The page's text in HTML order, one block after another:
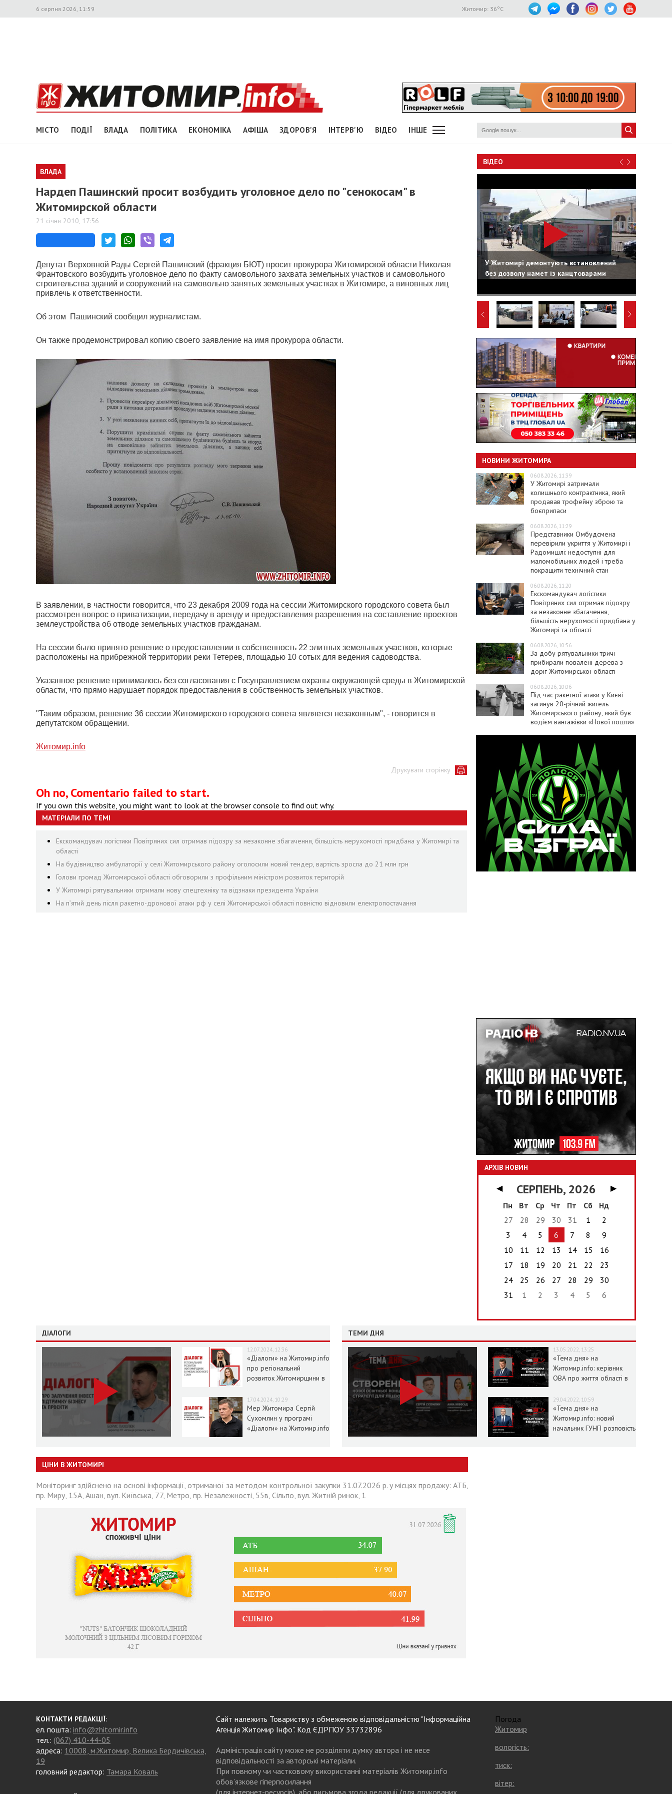
6 серпня 2026, 11:59 Житомир: 36°C
МІСТО ПОДІЇ ВЛАДА ПОЛІТИКА ЕКОНОМІКА АФІША ЗДОРОВ'Я ІНТЕРВ'Ю ВІДЕО ІНШЕ
ВЛАДА
Нардеп Пашинский просит возбудить уголовное дело по "сенокосам" в
Житомирской области
21 січня 2010, 17:56
Депутат Верховной Рады Сергей Пашинский (фракция БЮТ) просит прокурора Житомирской области Николая
Франтовского возбудить уголовное дело по факту самовольного захвата земельных участков и самовольного
строительства зданий и сооружений на самовольно занятых земельных участках в Житомире, а виновных лиц
привлечь к ответственности.
Об этом Пашинский сообщил журналистам.
Он также продемонстрировал копию своего заявление на имя прокурора области.
В заявлении, в частности говорится, что 23 декабря 2009 года на сессии Житомирского городского совета был
рассмотрен вопрос о приватизации, передачу в аренду и предоставления разрешения на составление проектов
землеустройства об отводе земельных участков гражданам.
На сессии было принято решение о предоставлении в собственность 22 элитных земельных участков, которые
расположены на прибрежной территории реки Тетерев, площадью 10 сотых для ведения садоводства.
Указанное решение принималось без согласования с Госуправлением охраны окружающей среды в Житомирской
области, что прямо нарушает порядок предоставления в собственность земельных участков.
"Таким образом, решение 36 сессии Житомирского городского совета является незаконным", - говорится в
депутатском обращении.
Житомир.info
Друкувати сторінку
Oh no, Comentario failed to start.
If you own this website, you might want to look at the browser console to find out why.
МАТЕРІАЛИ ПО ТЕМІ
Екскомандувач логістики Повітряних сил отримав підозру за незаконне збагачення, більшість нерухомості придбана у Житомирі та
області
На будівництво амбулаторії у селі Житомирського району оголосили новий тендер, вартість зросла до 21 млн грн
Голови громад Житомирської області обговорили з профільним міністром розвиток територій
У Житомирі рятувальники отримали нову спецтехніку та відзнаки президента України
На пʼятий день після ракетно-дронової атаки рф у селі Житомирської області повністю відновили електропостачання
ВІДЕО
У Житомирі демонтують встановлений
без дозволу намет із канцтоварами
НОВИНИ ЖИТОМИРА
06.08.2026, 11:39
У Житомирі затримали
колишнього контрактника, який
продавав трофейну зброю та
боєприпаси
06.08.2026, 11:29
Представники Омбудсмена
перевірили укриття у Житомирі і
Радомишлі: недоступні для
маломобільних людей і треба
покращити технічний стан
06.08.2026, 11:20
Екскомандувач логістики
Повітряних сил отримав підозру
за незаконне збагачення,
більшість нерухомості придбана у
Житомирі та області
06.08.2026, 10:56
За добу рятувальники тричі
прибирали повалені дерева з
доріг Житомирської області
06.08.2026, 10:06
Під час ракетної атаки у Києві
загинув 20-річний житель
Житомирського району, який був
водієм вантажівки «Нової пошти»
АРХІВ НОВИН
◀ СЕРПЕНЬ, 2026
▶
Пн
Вт Ср Чт Пт Сб
Нд
27
28 29 30 31 1
2
3
4 5 6 7 8
9
10
11 12 13 14 15
16
17
18 19 20 21 22
23
24
25 26 27 28 29
30
31
1 2 3 4 5 6
ДІАЛОГИ
12.07.2024, 12:36
«Діалоги» на Житомир.info
про регіональний
розвиток Житомирщини в
17.04.2024, 10:29
Мер Житомира Сергій
Сухомлин у програмі
«Діалоги» на Житомир.info
ТЕМИ ДНЯ
13.05.2022, 13:25
«Тема дня» на
Житомир.info: керівник
ОВА про життя області в
29.04.2022, 10:59
«Тема дня» на
Житомир.info: новий
начальник ГУНП розповість
ЦІНИ В ЖИТОМИРІ
Моніторинг здійснено на основі інформації, отриманої за методом контрольної закупки 31.07.2026 р. у місцях продажу: АТБ,
пр. Миру, 15А, Ашан, вул. Київська, 77, Метро, пр. Незалежності, 55в, Сільпо, вул. Житній ринок, 1
КОНТАКТИ РЕДАКЦІЇ:
ел. пошта: info@zhitomir.info
тел.: (067) 410-44-05
адреса: 10008, м.Житомир, Велика Бердичівська,
19
головний редактор: Тамара Коваль
Сайт належить Товариству з обмеженою відповідальністю "Інформаційна
Агенція Житомир Інфо". Код ЄДРПОУ 33732896
Адміністрація сайту може не розділяти думку автора і не несе
відповідальності за авторські матеріали.
При повному чи частковому використанні матеріалів Житомир.info
обов’язкове гіперпосилання
(для інтернет-ресурсів), або письмова згода редакції (для друкованих
Погода
Житомир
вологість:
тиск:
вітер: